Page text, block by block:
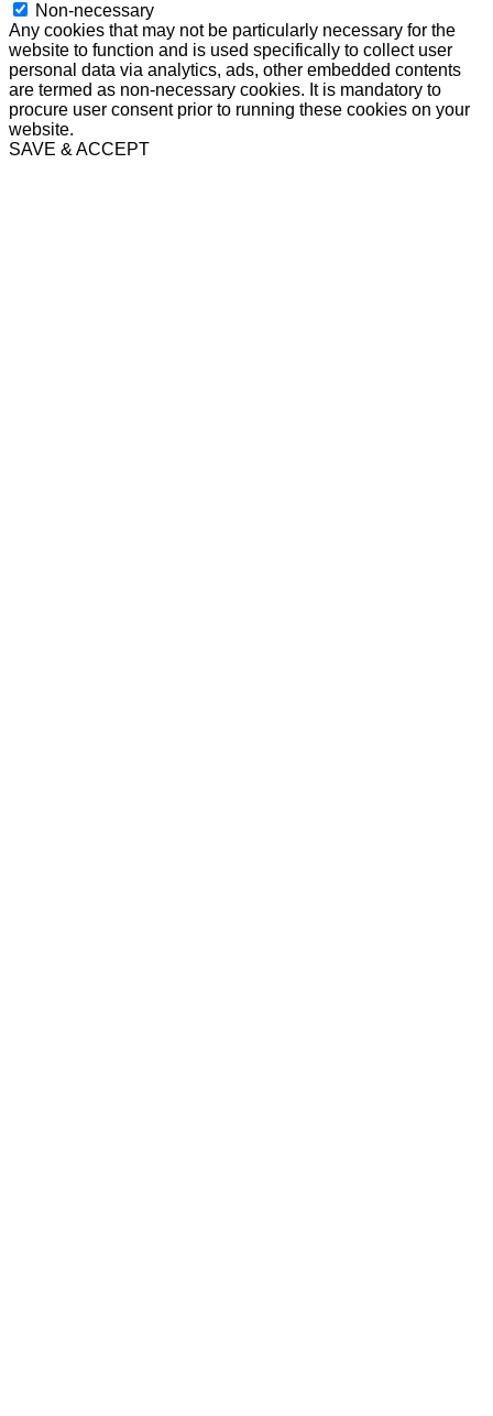
Non-necessary
Any cookies that may not be particularly necessary for the
website to function and is used specifically to collect user
personal data via analytics, ads, other embedded contents
are termed as non-necessary cookies. It is mandatory to
procure user consent prior to running these cookies on your
website.
SAVE & ACCEPT